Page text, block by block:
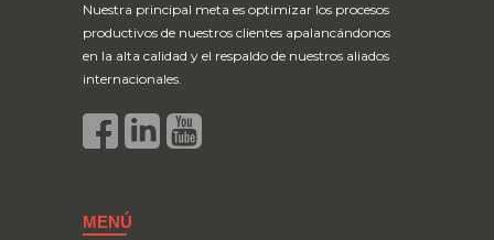
Nuestra principal meta es optimizar los procesos
productivos de nuestros clientes apalancándonos
en la alta calidad y el respaldo de nuestros aliados
internacionales.
MENÚ